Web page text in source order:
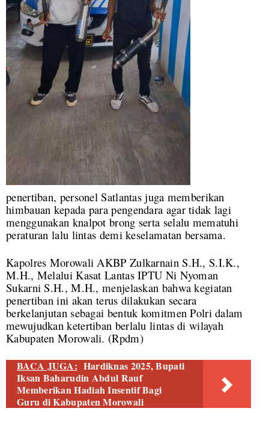
penertiban, personel Satlantas juga memberikan
himbauan kepada para pengendara agar tidak lagi
menggunakan knalpot brong serta selalu mematuhi
peraturan lalu lintas demi keselamatan bersama.
Kapolres Morowali AKBP Zulkarnain S.H., S.I.K.,
M.H., Melalui Kasat Lantas IPTU Ni Nyoman
Sukarni S.H., M.H., menjelaskan bahwa kegiatan
penertiban ini akan terus dilakukan secara
berkelanjutan sebagai bentuk komitmen Polri dalam
mewujudkan ketertiban berlalu lintas di wilayah
Kabupaten Morowali. (Rpdm)
BACA JUGA: Hardiknas 2025, Bupati
Iksan Baharudin Abdul Rauf
Memberikan Hadiah Insentif Bagi
Guru di Kabupaten Morowali